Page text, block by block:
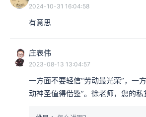
2024-10-31 16:04:58
有意思
庄表伟
2023-08-13 13:04:57
一方面不要轻信“劳动最光荣”，一
动神圣值得借鉴”。徐老师，您的私